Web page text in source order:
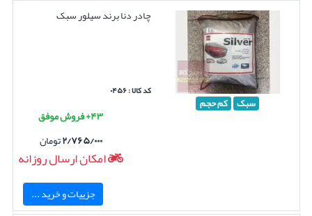
سبک کم حجم
چادر دنا برند سیلور سبک
کد کالا : ۰۴۵۶
۴۳+ فروش موفق
۲/۷۶۵/۰۰۰تومان
امکان ارسال روزانه
جزییات و خرید ...